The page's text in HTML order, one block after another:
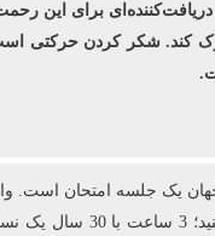
برای این
درک کند. شکر کردن حرکتی